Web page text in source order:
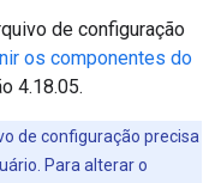
de configuração
os componentes do
4.18.05.
de configuração precisa
Para alterar o